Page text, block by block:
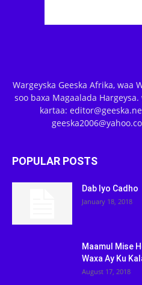
Wargeyska Geeska Afrika, waa
soo baxa Magaalada
kartaa:
POPULAR POSTS
Dab Iyo Cadho
January 18, 2018
Maamul Mise
Waxa Ay Ku
August 17, 2018